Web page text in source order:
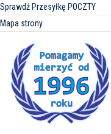
Sprawdź Przesyłkę POCZTY
Mapa strony